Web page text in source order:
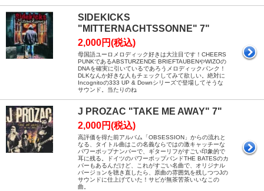
SIDEKICKS
"MITTERNACHTSSONNE" 7"
2,000円(税込)
母国語ユーロメロディック好きは大注目です！CHEERS
PUNKであるABSTURZENDE BRIEFTAUBENやWIZOの
DNAを確実に引いているであろうメロディックパンク！
DLKなんか好きな人もチェックしてみて欲しい。絶対に
Incognitoの333 UP & Downシリーズで登場してそうな
サウンド。当たりのね
J PROZAC "TAKE ME AWAY" 7"
2,000円(税込)
高評価を得た前アルバム「OBSESSION」からの流れと
なる、タイトル曲はこの名義ならではの激キャッチーな
パワーポップナンバーで、ギターリフがすごい印象的で
耳に残る。ドイツのパワーポップバンドTHE BATESのカ
バーもあるんだけど、これがすごい名曲で、オリジナル
バージョンを聴き直したら、原曲の雰囲気を残しつつJの
サウンドに仕上げていた！サビが無茶苦茶いいなこの
曲。